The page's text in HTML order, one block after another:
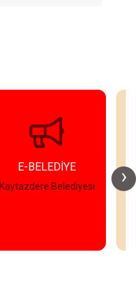
›
E-BELEDİYE
Kaytazdere Belediyesi